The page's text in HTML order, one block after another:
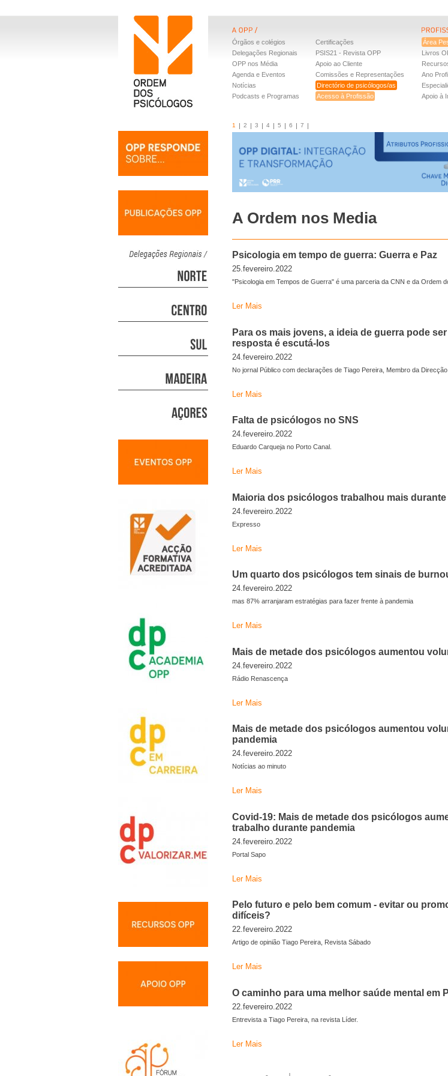
Órgãos e colégios
Delegações Regionais
OPP nos Média
Agenda e Eventos
Notícias
Podcasts e Programas
Certificações
PSIS21 - Revista OPP
Apoio ao Cliente
Comissões e Representações
Directório de psicólogos/as
Acesso à Profissão
Área
Livros
Ano
Apoio à
1 2 3 4 5 6 7
A Ordem nos Media
Psicologia em tempo de guerra: Guerra e Paz
25.fevereiro.2022
"Psicologia em Tempos de Guerra" é uma parceria da CNN e da Ordem
Ler Mais
Para os mais jovens, a ideia de guerra pode
resposta é escutá-los
24.fevereiro.2022
No jornal Público com declarações de Tiago Pereira, Membro da Direcção
Ler Mais
Falta de psicólogos no SNS
24.fevereiro.2022
Eduardo Carqueja no Porto Canal.
Ler Mais
Maioria dos psicólogos trabalhou mais durante
24.fevereiro.2022
Expresso
Ler Mais
Um quarto dos psicólogos tem sinais de
24.fevereiro.2022
mas 87% arranjaram estratégias para fazer frente à pandemia
Ler Mais
Mais de metade dos psicólogos aumentou
24.fevereiro.2022
Rádio Renascença
Ler Mais
Mais de metade dos psicólogos aumentou
pandemia
24.fevereiro.2022
Notícias ao minuto
Ler Mais
Covid-19: Mais de metade dos psicólogos
trabalho durante pandemia
24.fevereiro.2022
Portal Sapo
Ler Mais
Pelo futuro e pelo bem comum - evitar ou
difíceis?
22.fevereiro.2022
Artigo de opinião Tiago Pereira, Revista Sábado
Ler Mais
O caminho para uma melhor saúde mental em
22.fevereiro.2022
Entrevista a Tiago Pereira, na revista Líder.
Ler Mais